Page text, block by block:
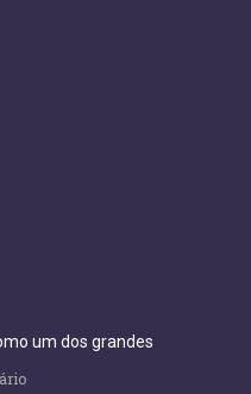
um dos grandes